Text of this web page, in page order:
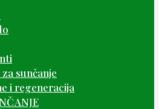
sunčanje
i regeneracija